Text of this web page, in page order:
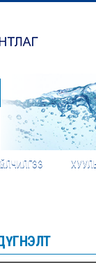
ҮЙЛЧИЛГЭЭ